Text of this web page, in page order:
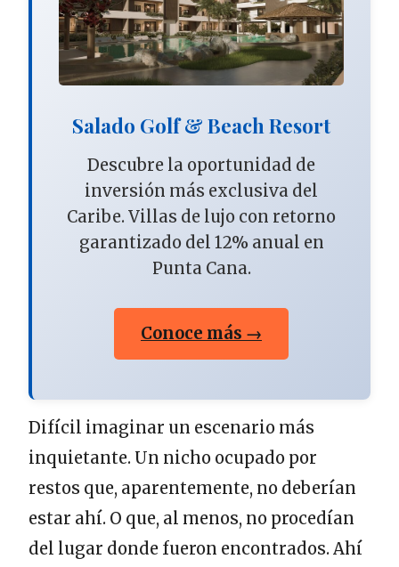
Salado Golf & Beach Resort
Descubre la oportunidad de
inversión más exclusiva del
Caribe. Villas de lujo con retorno
garantizado del 12% anual en
Punta Cana.
Conoce más →
Difícil imaginar un escenario más
inquietante. Un nicho ocupado por
restos que, aparentemente, no deberían
estar ahí. O que, al menos, no procedían
del lugar donde fueron encontrados. Ahí